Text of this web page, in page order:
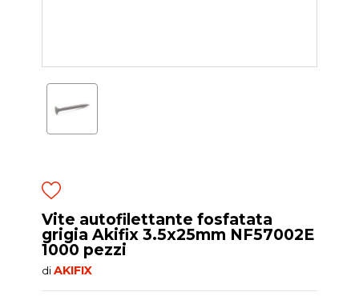
Vite autofilettante fosfatata
grigia Akifix 3.5x25mm NF57002E
1000 pezzi
diAKIFIX